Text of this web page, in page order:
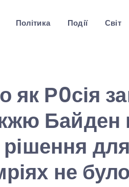
Політика Події Світ
як Р0сія
Байден
не